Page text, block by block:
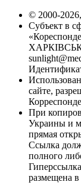
© 2000-
Субъект в
сайте,
При
Украины и
прямая
Ссылка
полного
размещена в